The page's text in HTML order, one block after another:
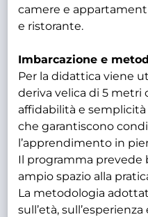
camere e
e ristorante.
Imbarcazione e
Per la didattica viene
deriva velica di 5 metri
affidabilità e
che garantiscono
l’apprendimento in
Il programma prevede
ampio spazio alla
La metodologia
sull’età,